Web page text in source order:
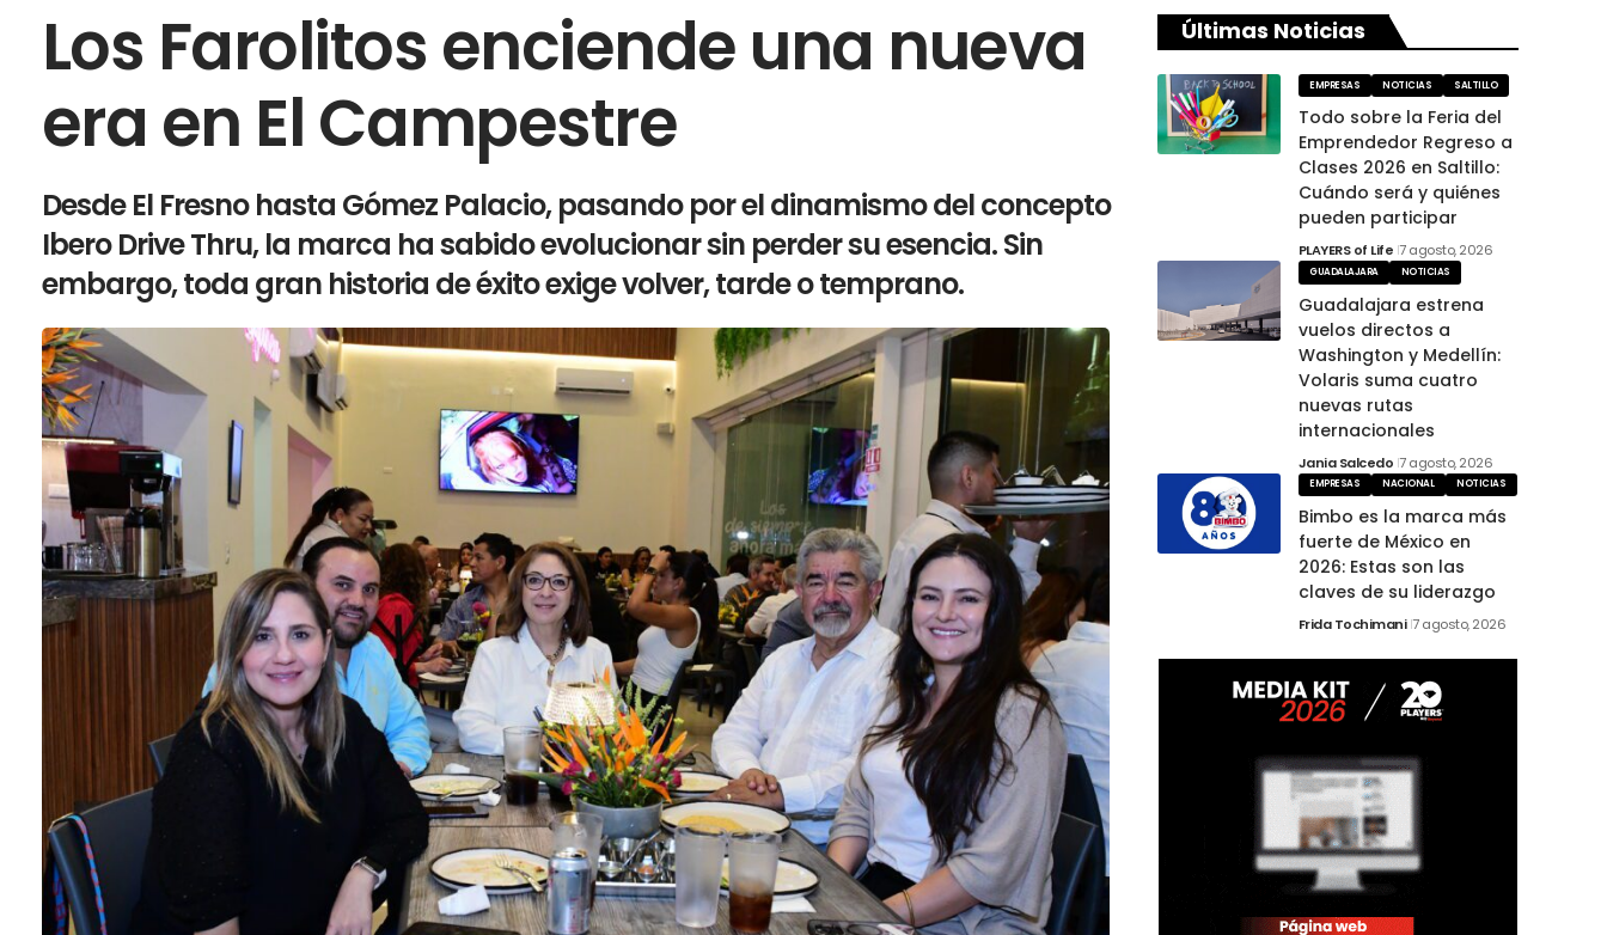
Los Farolitos enciende una nueva
era en El Campestre
Desde El Fresno hasta Gómez Palacio, pasando por el dinamismo del concepto
Ibero Drive Thru, la marca ha sabido evolucionar sin perder su esencia. Sin
embargo, toda gran historia de éxito exige volver, tarde o temprano.
Últimas Noticias
EMPRESAS NOTICIAS SALTILLO
Todo sobre la Feria del
Emprendedor Regreso a
Clases 2026 en Saltillo:
Cuándo será y quiénes
pueden participar
PLAYERS of Life 7 agosto, 2026
GUADALAJARA NOTICIAS
Guadalajara estrena
vuelos directos a
Washington y Medellín:
Volaris suma cuatro
nuevas rutas
internacionales
Jania Salcedo 7 agosto, 2026
EMPRESAS NACIONAL NOTICIAS
Bimbo es la marca más
fuerte de México en
2026: Estas son las
claves de su liderazgo
Frida Tochimani 7 agosto, 2026